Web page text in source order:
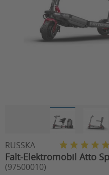
RUSSKA
Falt-Elektromobil Atto
(97500010)